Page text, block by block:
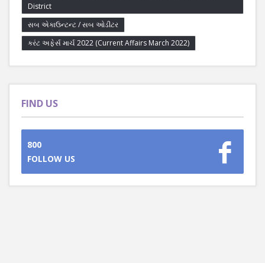
District
સબ એકાઉન્ટન્ટ / સબ ઓડીટર
કરંટ અફેર્સ માર્ચ 2022 (Current Affairs March 2022)
FIND US
800
FOLLOW US